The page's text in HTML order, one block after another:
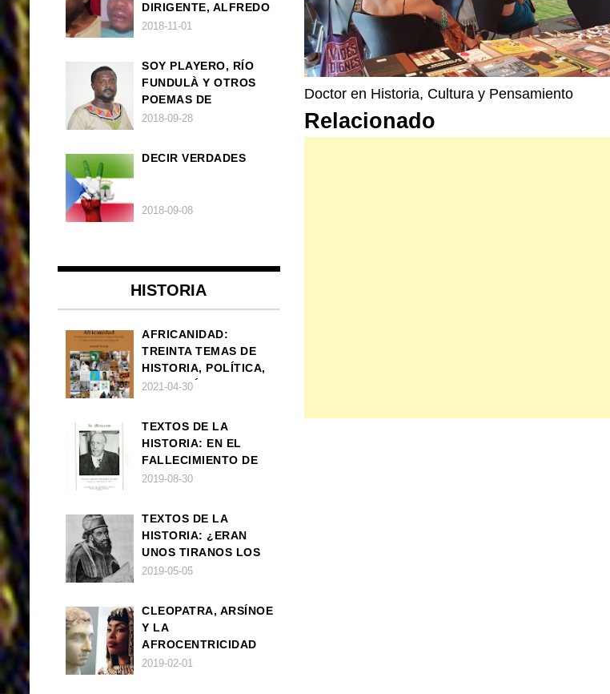
Doctor en Historia, Cultura y Pensamiento
Relacionado
DIRIGENTE, ALFREDO
OKENVE
2018-11-01
SOY PLAYERO, RÍO
FUNDULÀ Y OTROS
POEMAS DE
FRANCISCO
2018-09-28
DECIR VERDADES
2018-09-08
HISTORIA
AFRICANIDAD:
TREINTA TEMAS DE
HISTORIA, POLÍTICA,
FILOSOFÍA Y CULTURA
2021-04-30
TEXTOS DE LA
HISTORIA: EN EL
FALLECIMIENTO DE
W.E.B. DU BOIS
2019-08-30
TEXTOS DE LA
HISTORIA: ¿ERAN
UNOS TIRANOS LOS
FARAONES?
2019-05-05
CLEOPATRA, ARSÍNOE
Y LA
AFROCENTRICIDAD
MAL ENTENDIDA
2019-02-01